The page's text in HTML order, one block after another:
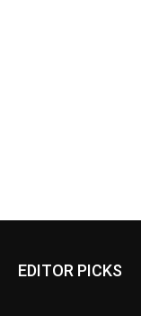
EDITOR PICKS